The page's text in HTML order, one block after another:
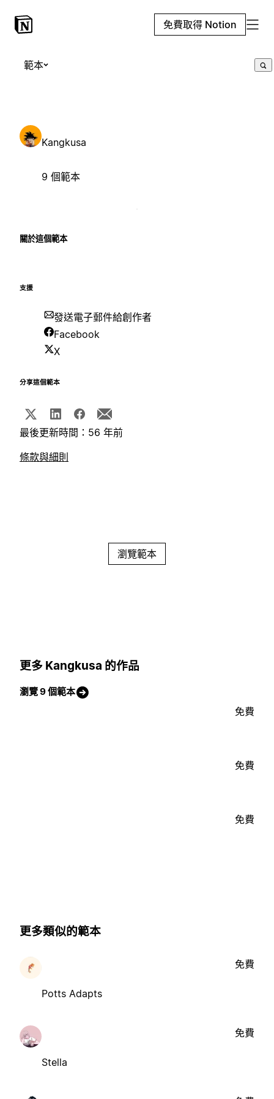
免費取得 Notion
範本
Kangkusa
9 個範本
關於這個範本
支援
發送電子郵件給創作者
Facebook
X
分享這個範本
最後更新時間：56 年前
條款與細則
瀏覽範本
更多 Kangkusa 的作品
瀏覽 9 個範本
免費
免費
免費
更多類似的範本
Potts Adapts
免費
Stella
免費